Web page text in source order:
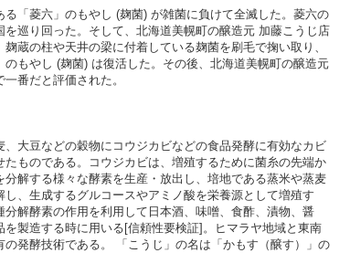
る「菱六」のもやし (麹菌) が雑菌に負けて全滅した。菱六の
巡り回った。そして、北海道美幌町の醸造元 加藤こうじ店
蔵の柱や天井の梁に付着している麹菌を刷毛で掬い取り、
もやし (麹菌) は復活した。その後、北海道美幌町の醸造元
番だと評価された。
大豆などの穀物にコウジカビなどの食品発酵に有効なカビ
たものである。コウジカビは、増殖するために菌糸の先端か
分解する様々な酵素を生産・放出し、培地である蒸米や蒸麦
、生成するグルコースやアミノ酸を栄養源として増殖す
分解酵素の作用を利用して日本酒、味噌、食酢、漬物、醤
製造する時に用いる[信頼性要検証]。ヒマラヤ地域と東南
の発酵技術である。 「こうじ」の名は「かもす（醸す）」の